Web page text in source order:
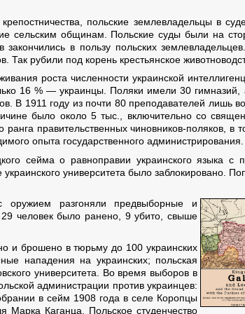
польские землевладельцы в
сельским общинам. Польские суды были на
в пользу польских
рубили под корень крестьянское
роста численности украинской
16 % — украинцы. Поляки имели 30
В 1911 году из почти 80 преподавателей лишь
было около 5 тыс., включительно со
правительственных чиновников-поляков,
опыта государственного администрирования.
сейма о равноправии украинского языка с
университета было заблокировано.
разгоняли предвыборные и
29 человек было ранено, 9 убито, свыше
и брошено в тюрьму до 100 украинских
нападения на украинских; польская
университета. Во время выборов в
администрации против украинцев:
в сейм 1908 года в селе Коропцы
Марка Каганца. Польское студенчество